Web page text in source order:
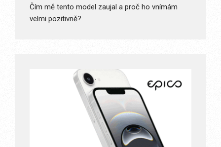
Čím mě tento model zaujal a proč ho vnímám
velmi pozitivně?